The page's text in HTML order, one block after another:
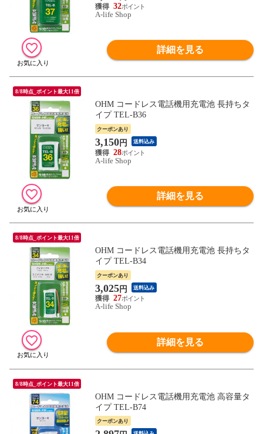
32
A-life Shop
詳細を見る
8/8時点_ポイント最大11倍
OHM コードレス電話機用充電池 長持ちタ
イプ TEL-B36
クーポンあり
3,150円 送料込み
28
A-life Shop
詳細を見る
8/8時点_ポイント最大11倍
OHM コードレス電話機用充電池 長持ちタ
イプ TEL-B34
クーポンあり
3,025円 送料込み
27
A-life Shop
詳細を見る
8/8時点_ポイント最大11倍
OHM コードレス電話機用充電池 高容量タ
イプ TEL-B74
クーポンあり